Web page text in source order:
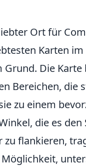
Ort für
Karten
Die
Bereichen, die
zu einem
die es
flankieren,